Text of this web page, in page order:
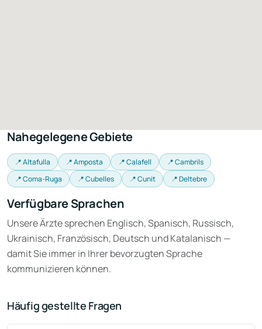
Nahegelegene Gebiete
📍 Altafulla 📍 Amposta 📍 Calafell
📍 Cambrils
📍 Coma-Ruga
📍 Cubelles 📍 Cunit 📍 Deltebre
Verfügbare Sprachen
Unsere Ärzte sprechen Englisch, Spanisch, Russisch,
Ukrainisch, Französisch, Deutsch und Katalanisch —
damit Sie immer in Ihrer bevorzugten Sprache
kommunizieren können.
Häufig gestellte Fragen